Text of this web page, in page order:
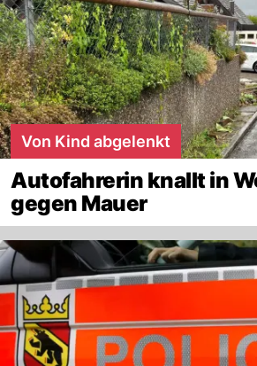
Von Kind abgelenkt
Autofahrerin knallt in
gegen Mauer